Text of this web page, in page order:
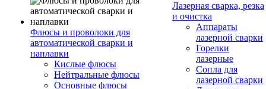
Флюсы и проволоки для
автоматической сварки и
наплавки
Кислые флюсы
Нейтральные флюсы
Основные флюсы
Лазерная сварка, резка
и очистка
Аппараты
лазерной сварки
Горелки
лазерные
Сопла для
лазерной сварки